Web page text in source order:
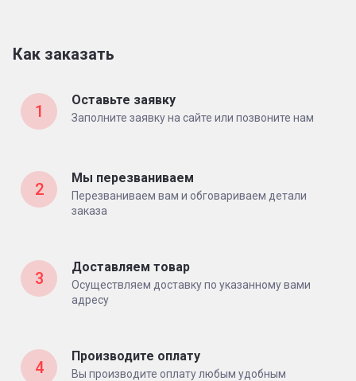
Как заказать
1
Оставьте заявку
Заполните заявку на сайте или позвоните нам
2
Мы перезваниваем
Перезваниваем вам и обговариваем детали
заказа
3
Доставляем товар
Осуществляем доставку по указанному вами
адресу
4
Производите оплату
Вы производите оплату любым удобным